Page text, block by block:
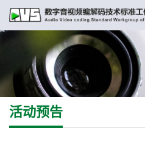
活动预告